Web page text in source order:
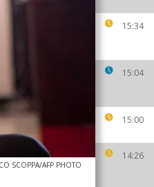
15:34
15:04
15:00
14:26
SCOPPA/AFP PHOTO